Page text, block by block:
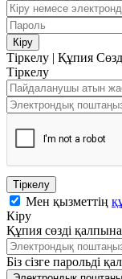
Кіру
Тіркелу | Құпия
Тіркелу
Тіркелу
Мен қызметтің
Кіру
Құпия сөзді қалпына
Біз сізге парольді